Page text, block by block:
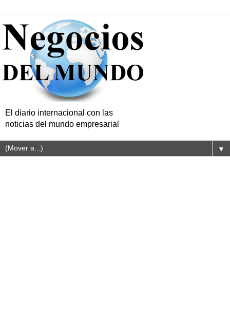
El diario internacional con las
noticias del mundo empresarial
▼